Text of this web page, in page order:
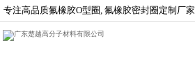
专注高品质氟橡胶O型圈, 氟橡胶密封圈定制厂家